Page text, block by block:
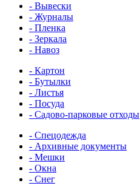
- Вывески
- Журналы
- Пленка
- Зеркала
- Навоз
- Картон
- Бутылки
- Листья
- Посуда
- Садово-парковые отходы
- Спецодежда
- Архивные документы
- Мешки
- Окна
- Снег